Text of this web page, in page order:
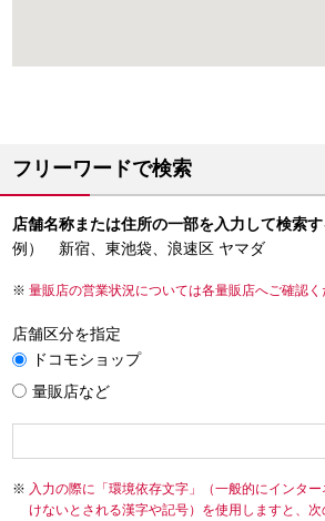
フリーワードで検索
店舗名称または住所の一部を入力して検索す
例） 新宿、東池袋、浪速区 ヤマダ
量販店の営業状況については各量販店へご確認く
店舗区分を指定
ドコモショップ
量販店など
入力の際に「環境依存文字」（一般的にインタ
けないとされる漢字や記号）を使用しますと、